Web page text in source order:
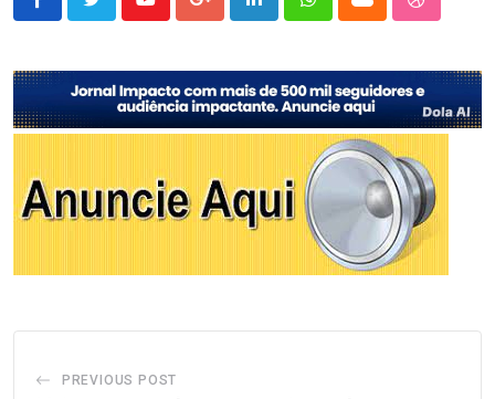
YoutubeGoogle+LinkedInWhatsappCloud
PREVIOUS POST